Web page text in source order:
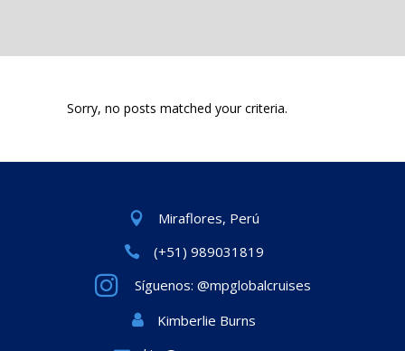
Sorry, no posts matched your criteria.
Miraflores, Perú
(+51) 989031819
Síguenos: @mpglobalcruises
Kimberlie Burns